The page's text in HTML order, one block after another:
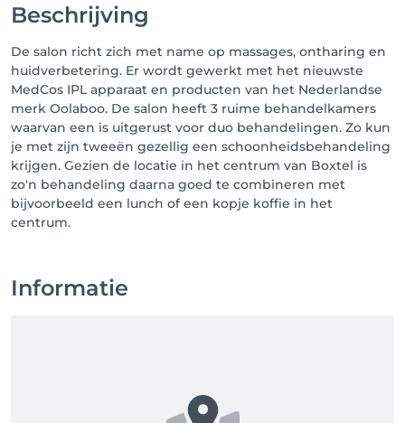
Beschrijving
De salon richt zich met name op massages, ontharing en
huidverbetering. Er wordt gewerkt met het nieuwste
MedCos IPL apparaat en producten van het Nederlandse
merk Oolaboo. De salon heeft 3 ruime behandelkamers
waarvan een is uitgerust voor duo behandelingen. Zo kun
je met zijn tweeën gezellig een schoonheidsbehandeling
krijgen. Gezien de locatie in het centrum van Boxtel is
zo'n behandeling daarna goed te combineren met
bijvoorbeeld een lunch of een kopje koffie in het
centrum.
Informatie